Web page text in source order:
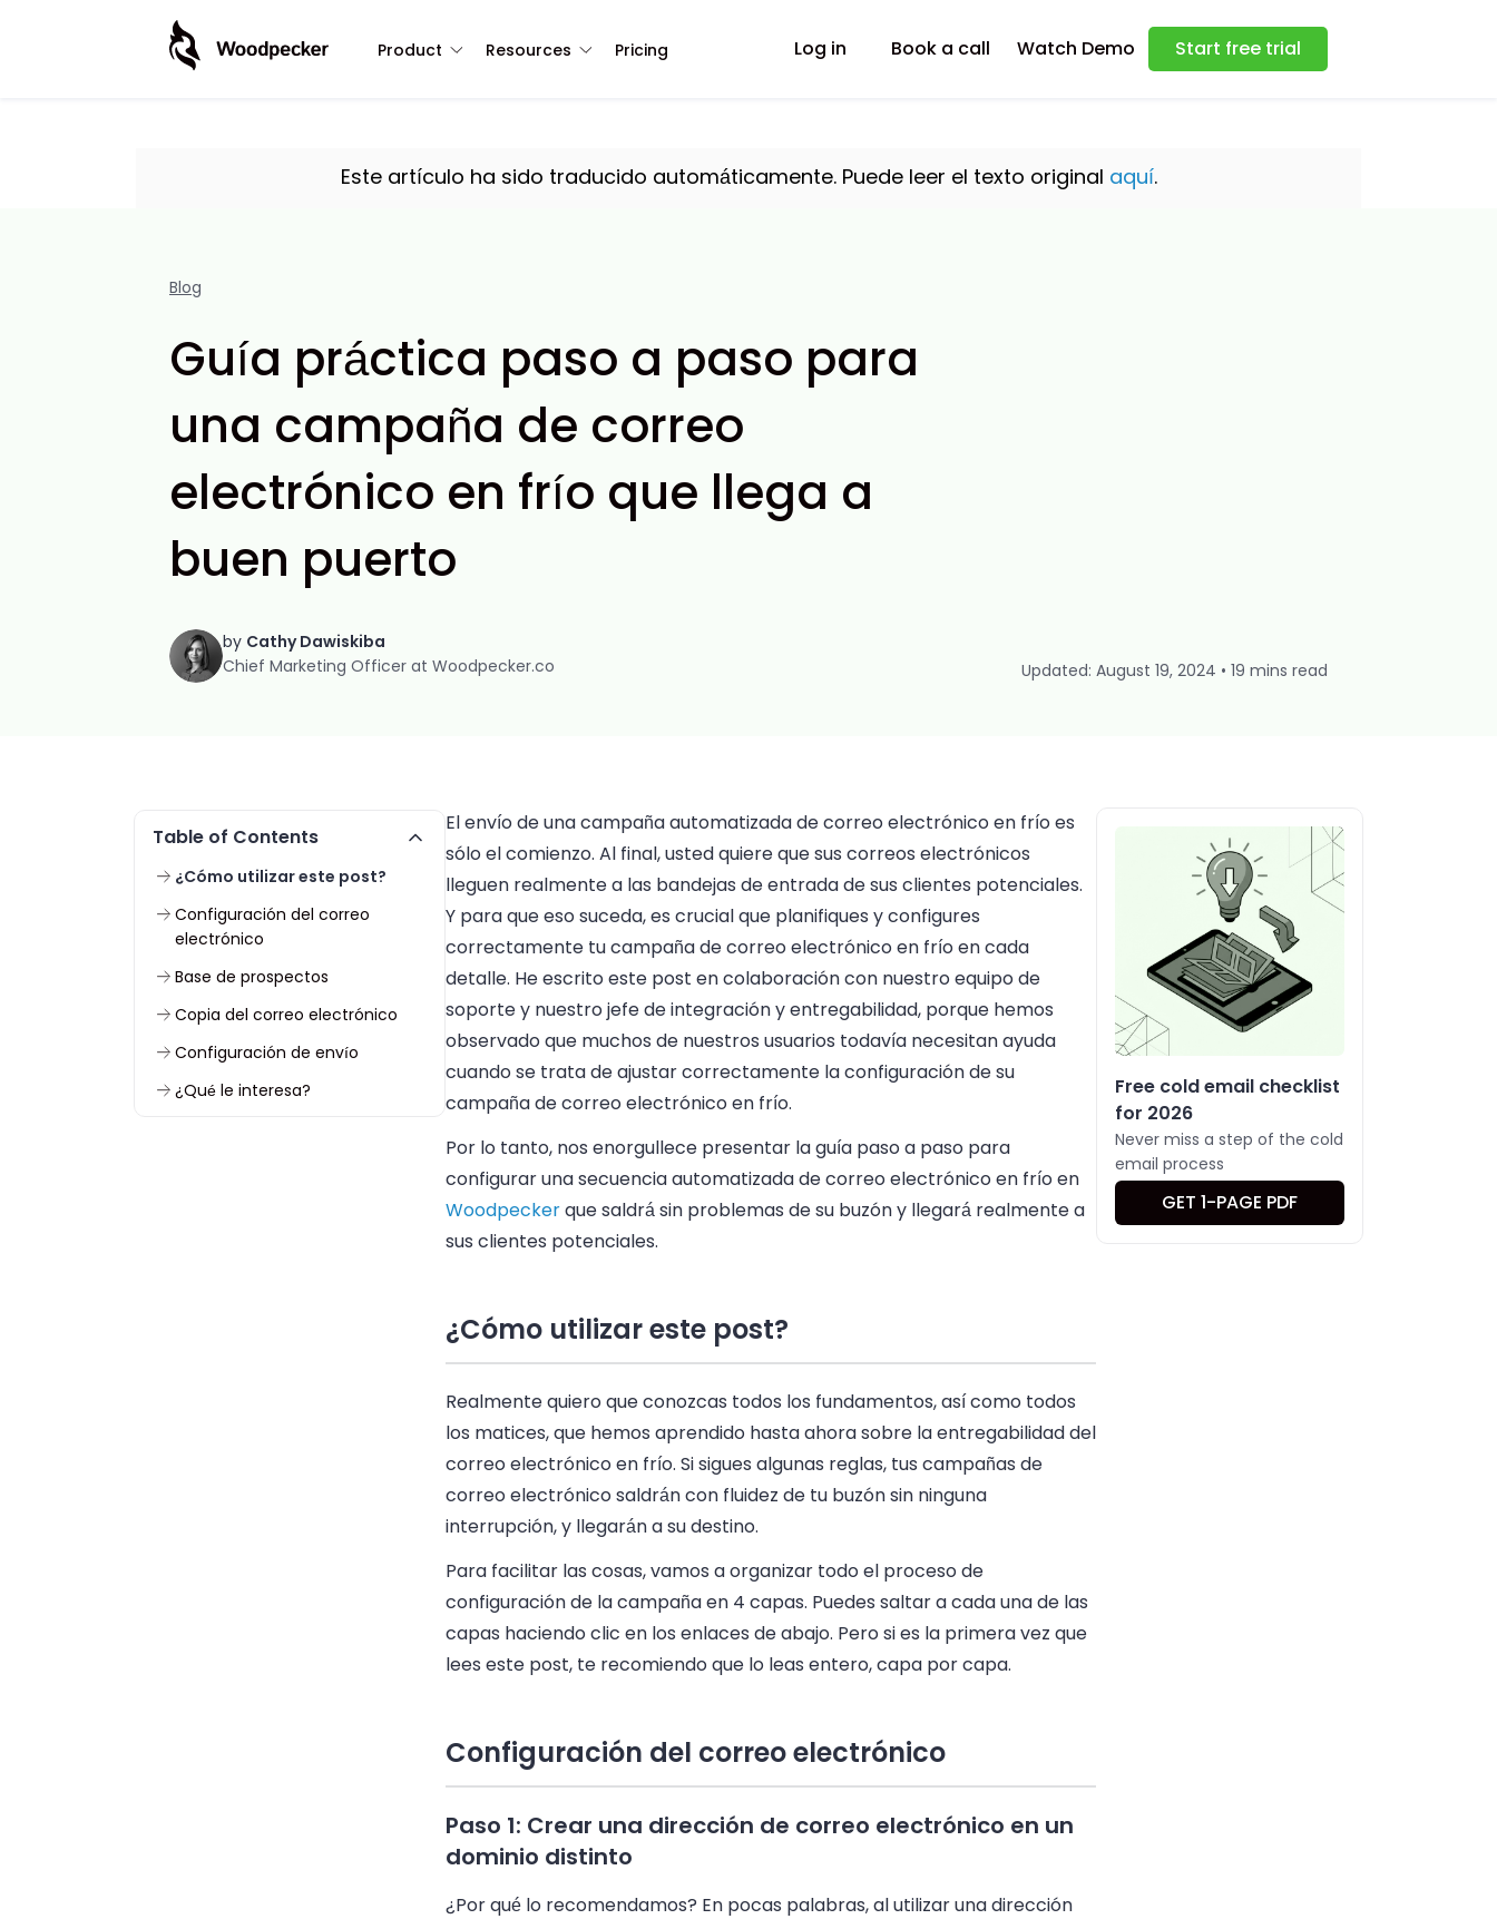
Product Resources Pricing Log in Book a call Watch Demo Start free trial
Este artículo ha sido traducido automáticamente. Puede leer el texto original aquí.
Blog
Guía práctica paso a paso para
una campaña de correo
electrónico en frío que llega a
buen puerto
by Cathy Dawiskiba
Chief Marketing Officer at Woodpecker.co
Updated: August 19, 2024 • 19 mins read
Table of Contents
¿Cómo utilizar este post?
Configuración del correo
electrónico
Base de prospectos
Copia del correo electrónico
Configuración de envío
¿Qué le interesa?
El envío de una campaña automatizada de correo electrónico en frío es
sólo el comienzo. Al final, usted quiere que sus correos electrónicos
lleguen realmente a las bandejas de entrada de sus clientes potenciales.
Y para que eso suceda, es crucial que planifiques y configures
correctamente tu campaña de correo electrónico en frío en cada
detalle. He escrito este post en colaboración con nuestro equipo de
soporte y nuestro jefe de integración y entregabilidad, porque hemos
observado que muchos de nuestros usuarios todavía necesitan ayuda
cuando se trata de ajustar correctamente la configuración de su
campaña de correo electrónico en frío.
Por lo tanto, nos enorgullece presentar la guía paso a paso para
configurar una secuencia automatizada de correo electrónico en frío en
Woodpeckerque saldrá sin problemas de su buzón y llegará realmente a
sus clientes potenciales.
¿Cómo utilizar este post?
Realmente quiero que conozcas todos los fundamentos, así como todos
los matices, que hemos aprendido hasta ahora sobre la entregabilidad del
correo electrónico en frío. Si sigues algunas reglas, tus campañas de
correo electrónico saldrán con fluidez de tu buzón sin ninguna
interrupción, y llegarán a su destino.
Para facilitar las cosas, vamos a organizar todo el proceso de
configuración de la campaña en 4 capas. Puedes saltar a cada una de las
capas haciendo clic en los enlaces de abajo. Pero si es la primera vez que
lees este post, te recomiendo que lo leas entero, capa por capa.
Configuración del correo electrónico
Paso 1: Crear una dirección de correo electrónico en un
dominio distinto
¿Por qué lo recomendamos? En pocas palabras, al utilizar una dirección
Free cold email checklist
for 2026
Never miss a step of the cold
email process
GET 1-PAGE PDF